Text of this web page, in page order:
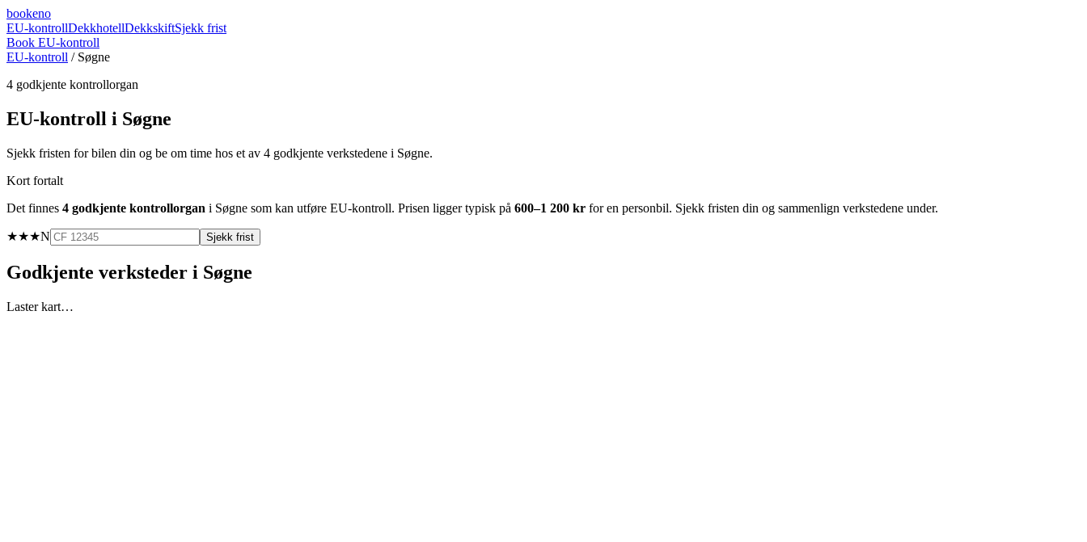
bookeno
EU-kontrollDekkhotellDekkskiftSjekk frist
Book EU-kontroll
EU-kontroll / Søgne
4 godkjente kontrollorgan
EU-kontroll i Søgne
Sjekk fristen for bilen din og be om time hos et av 4 godkjente verkstedene i Søgne.
Kort fortalt
Det finnes 4 godkjente kontrollorgan i Søgne som kan utføre EU-kontroll. Prisen ligger typisk på 600–1 200 kr for en personbil. Sjekk fristen din og sammenlign verkstedene under.
★★★N Sjekk frist
Godkjente verksteder i Søgne
Laster kart…